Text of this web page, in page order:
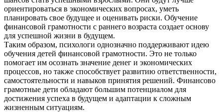
ориентироваться в экономических вопросах, уметь
планировать свое будущее и оценивать риски. Обучение
финансовой грамотности с раннего возраста создает основу
для успешной жизни в будущем.
Таким образом, психологи однозначно поддерживают идею
обучения детей финансовой грамотности. Это не только
помогает им осознать значение денег и экономических
процессов, но также способствует развитию ответственности,
самостоятельности и навыков принятия решений. Финансово
грамотные дети обладают большим потенциалом для
достижения успеха в будущем и адаптации к сложным
жизненным ситуациям.